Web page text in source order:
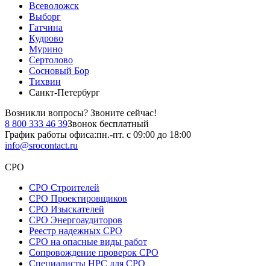
Всеволожск
Выборг
Гатчина
Кудрово
Мурино
Сертолово
Сосновый Бор
Тихвин
Санкт-Петербург
Возникли вопросы? Звоните сейчас!
8 800 333 46 39Звонок бесплатный
График работы офиса:пн.-пт. с 09:00 до 18:00
info@srocontact.ru
СРО
СРО Строителей
СРО Проектировщиков
СРО Изыскателей
СРО Энергоаудиторов
Реестр надежных СРО
СРО на опасные виды работ
Сопровождение проверок СРО
Специалисты НРС для СРО